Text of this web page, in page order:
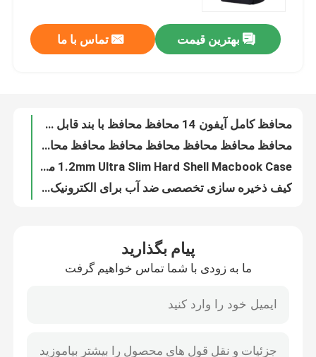
ویدیو
تور کارخانه
کنترل کیفیت
کوله پشتی لپ تاپ
کیف پیام رسان لپ تاپ
کیف های لپ تاپ تجاری
بهترین قیمت تماس با ما
کلاه لپ تاپ ملو با دسته برای مک بوک
کوله پیام رسان ملکو
چند منظوره زاپر کیسه آرایشی چند رنگی برای کاغذ قلم
کوله پشتی لپ تاپ مدرسه ضدصدمه برای سفرهای تجاری OEM ODM
پیام بگذارید
ما به زودی با شما تماس خواهیم گرفت